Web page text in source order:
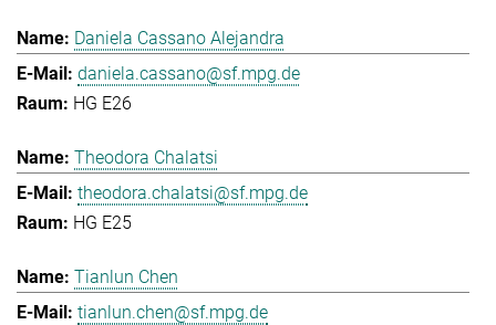
Daniela Cassano Alejandra
daniela.cassano@sf.mpg.de
HG E26
Theodora Chalatsi
theodora.chalatsi@sf.mpg.de
HG E25
Tianlun Chen
tianlun.chen@sf.mpg.de